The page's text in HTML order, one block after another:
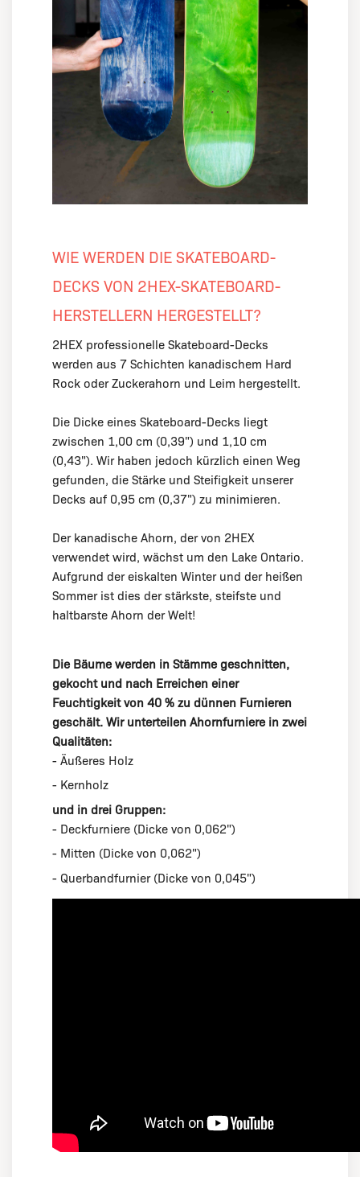
WIE WERDEN DIE SKATEBOARD-
DECKS VON 2HEX-SKATEBOARD-
HERSTELLERN HERGESTELLT?
2HEX professionelle Skateboard-Decks
werden aus 7 Schichten kanadischem Hard
Rock oder Zuckerahorn und Leim hergestellt.
Die Dicke eines Skateboard-Decks liegt
zwischen 1,00 cm (0,39") und 1,10 cm
(0,43"). Wir haben jedoch kürzlich einen Weg
gefunden, die Stärke und Steifigkeit unserer
Decks auf 0,95 cm (0,37") zu minimieren.
Der kanadische Ahorn, der von 2HEX
verwendet wird, wächst um den Lake Ontario.
Aufgrund der eiskalten Winter und der heißen
Sommer ist dies der stärkste, steifste und
haltbarste Ahorn der Welt!
Die Bäume werden in Stämme geschnitten,
gekocht und nach Erreichen einer
Feuchtigkeit von 40 % zu dünnen Furnieren
geschält. Wir unterteilen Ahornfurniere in zwei
Qualitäten:
- Äußeres Holz
- Kernholz
und in drei Gruppen:
- Deckfurniere (Dicke von 0,062")
- Mitten (Dicke von 0,062")
- Querbandfurnier (Dicke von 0,045")